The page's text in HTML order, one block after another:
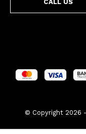
CALL US
© Copyright 2026